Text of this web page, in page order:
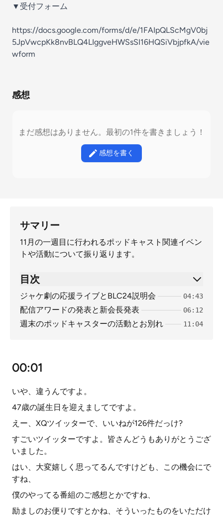
▼受付フォーム
https://docs.google.com/forms/d/e/1FAIpQLScMgV0bj
5JpVwcpKk8nvBLQ4LIggveHWSsSI16HQSiVbjpfkA/vie
wform
感想
まだ感想はありません。最初の1件を書きましょう！
感想を書く
サマリー
11月の一週目に行われるポッドキャスト関連イベン
トや活動について振り返ります。
目次
ジャケ劇の応援ライブとBLC24説明会 04:43
配信アワードの発表と新会長発表 06:12
週末のポッドキャスターの活動とお別れ 11:04
00:01
いや、違うんですよ。
47歳の誕生日を迎えましてですよ。
えー、XQツイッターで、いいねが126件だっけ?
すごいツイッターですよ。皆さんどうもありがとうござ
いました。
はい、大変嬉しく思ってるんですけども、この機会にで
すね、
僕のやってる番組のご感想とかですね、
励ましのお便りですとかね、そういったものをいただけ